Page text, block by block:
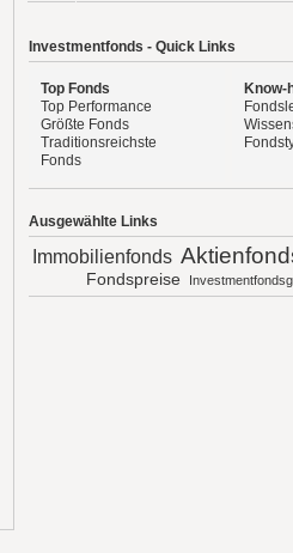
Investmentfonds - Quick Links
Top Fonds
Top Performance
Größte Fonds
Traditionsreichste
Fonds
Know-
Ausgewählte Links
Immobilienfonds
Fondspreise